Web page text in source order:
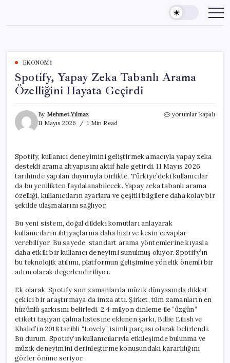
content
EKONOMI
Spotify, Yapay Zeka Tabanlı Arama
Özelliğini Hayata Geçirdi
By Mehmet Yılmaz
11 Mayıs 2026
1 Min Read
Spotify,
Özelliğini
Hayata
Geçirdi
için
yorumlar kapalı
Spotify, kullanıcı deneyimini geliştirmek amacıyla yapay zeka
destekli arama altyapısını aktif hale getirdi. 11 Mayıs 2026
tarihinde yapılan duyuruyla birlikte, Türkiye’deki kullanıcılar
da bu yenilikten faydalanabilecek. Yapay zeka tabanlı arama
özelliği, kullanıcıların ayarlara ve çeşitli bilgilere daha kolay bir
şekilde ulaşmalarını sağlıyor.
Bu yeni sistem, doğal dildeki komutları anlayarak
kullanıcıların ihtiyaçlarına daha hızlı ve kesin cevaplar
verebiliyor. Bu sayede, standart arama yöntemlerine kıyasla
daha etkili bir kullanıcı deneyimi sunulmuş oluyor. Spotify’ın
bu teknolojik atılımı, platformun gelişimine yönelik önemli bir
adım olarak değerlendiriliyor.
Ek olarak, Spotify son zamanlarda müzik dünyasında dikkat
çekici bir araştırmaya da imza attı. Şirket, tüm zamanların en
hüzünlü şarkısını belirledi. 2,4 milyon dinleme ile “üzgün”
etiketi taşıyan çalma listesine eklenen şarkı, Billie Eilish ve
Khalid’in 2018 tarihli “Lovely” isimli parçası olarak belirlendi.
Bu durum, Spotify’ın kullanıcılarıyla etkileşimde bulunma ve
müzik deneyimini derinleştirme konusundaki kararlılığını
gözler önüne seriyor.